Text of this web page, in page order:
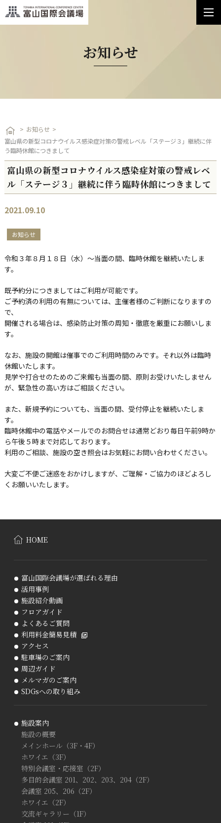
お知らせ
お知らせ
富山県の新型コロナウイルス感染症対策の警戒レベル「ステージ３」継続に伴
う臨時休館につきまして
富山県の新型コロナウイルス感染症対策の警戒レベ
ル「ステージ３」継続に伴う臨時休館につきまして
2021.09.10
お知らせ
令和３年８月１８日（水）～当面の間、臨時休館を継続いたしま
す。
既予約分につきましてはご利用が可能です。
ご予約済の利用の有無については、主催者様のご判断になりますの
で、
開催される場合は、感染防止対策の周知・徹底を厳重にお願いしま
す。
なお、施設の開館は催事でのご利用時間のみです。それ以外は臨時
休館いたします。
見学や打合せのためのご来館も当面の間、原則お受けいたしません
が、緊急性の高い方はご相談ください。
また、新規予約についても、当面の間、受付停止を継続いたしま
す。
臨時休館中の電話やメールでのお問合せは通常どおり毎日午前9時か
ら午後５時まで対応しております。
利用のご相談、施設の空き照会はお気軽にお問い合わせください。
大変ご不便ご迷惑をおかけしますが、ご理解・ご協力のほどよろし
くお願いいたします。
HOME
富山国際会議場が選ばれる理由
活用事例
施設紹介動画
フロアガイド
よくあるご質問
利用料金簡易見積
アクセス
駐車場のご案内
周辺ガイド
メルマガのご案内
SDGsへの取り組み
施設案内
施設の概要
メインホール（3F・4F）
ホワイエ（3F）
特別会議室・応接室（2F）
多目的会議室 201、202、203、204（2F）
会議室 205、206（2F）
ホワイエ（2F）
交流ギャラリー（1F）